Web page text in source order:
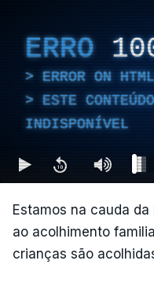
ERRO
ERROR ON
ESTE
INDISPONÍVEL
Estamos na cauda
ao acolhimento
crianças são